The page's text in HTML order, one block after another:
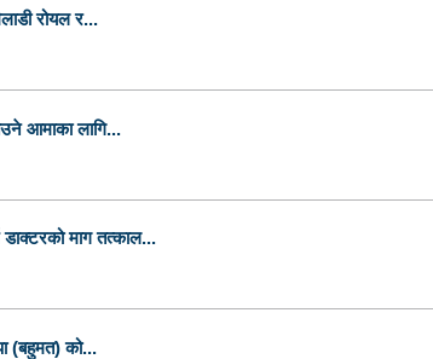
रोयल र...
आमाका लागि...
माग तत्काल...
(बहुमत) को...